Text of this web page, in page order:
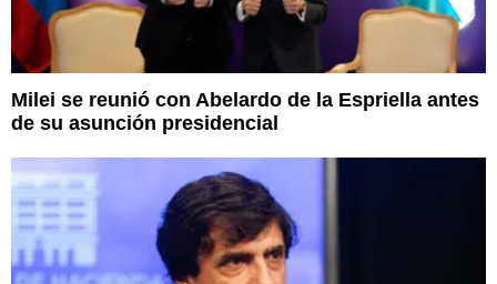
Milei se reunió con Abelardo de la Espriella antes
de su asunción presidencial